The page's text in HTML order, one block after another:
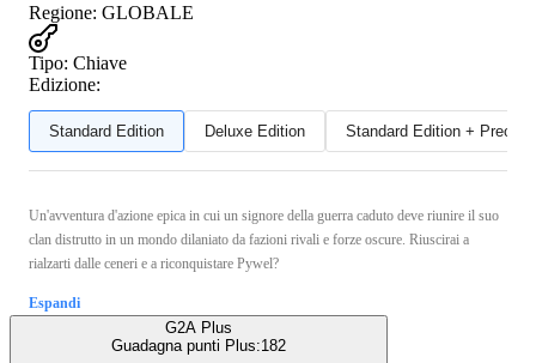
Regione: GLOBALE
Tipo: Chiave
Edizione:
Standard Edition Deluxe Edition Standard Edition +
Un'avventura d'azione epica in cui un signore della guerra caduto deve riunire il suo
clan distrutto in un mondo dilaniato da fazioni rivali e forze oscure. Riuscirai a
rialzarti dalle ceneri e a riconquistare Pywel?
Espandi
G2A Plus
Guadagna punti Plus:182